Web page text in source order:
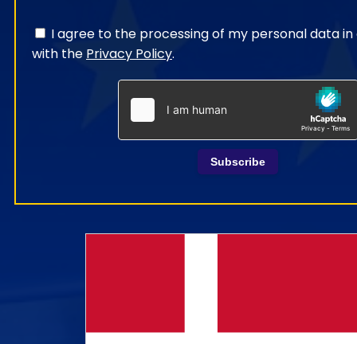
I agree to the processing of my personal data
with the Privacy Policy.
Subscribe